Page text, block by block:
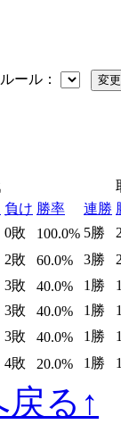
ール：
負け 勝率 連勝
0敗 100.0% 5勝
2敗 60.0% 3勝
3敗 40.0% 1勝
3敗 40.0% 1勝
3敗 40.0% 1勝
4敗 20.0% 1勝
る↑